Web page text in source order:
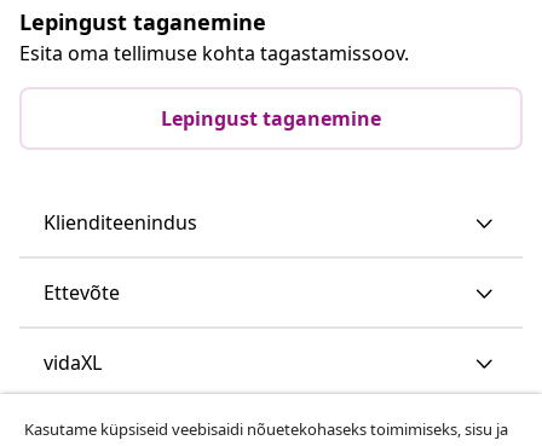
Lepingust taganemine
Esita oma tellimuse kohta tagastamissoov.
Lepingust taganemine
Klienditeenindus
Ettevõte
vidaXL
Vaata rohkem
Kasutame küpsiseid veebisaidi nõuetekohaseks toimimiseks, sisu ja